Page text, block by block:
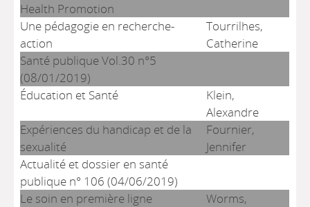
Health Promotion
Une pédagogie en recherche-
action
Tourrilhes,
Catherine
Santé publique Vol.30 n°5
(08/01/2019)
Éducation et Santé
Klein,
Alexandre
Expériences du handicap et de la
sexualité
Fournier,
Jennifer
Actualité et dossier en santé
publique n° 106 (04/06/2019)
Le soin en première ligne
Worms,